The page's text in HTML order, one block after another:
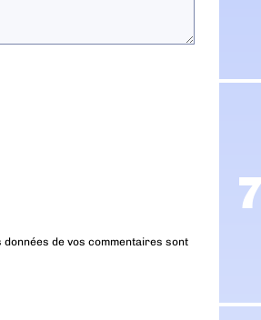
de vos commentaires sont